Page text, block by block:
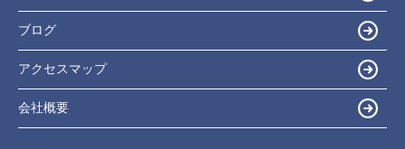
ブログ
アクセスマップ
会社概要